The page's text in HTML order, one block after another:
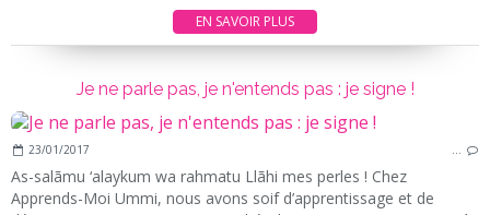
EN SAVOIR PLUS
Je ne parle pas, je n'entends pas : je signe !
23/01/2017 …
As-salãmu ‘alaykum wa rahmatu Llãhi mes perles ! Chez
Apprends-Moi Ummi, nous avons soif d’apprentissage et de